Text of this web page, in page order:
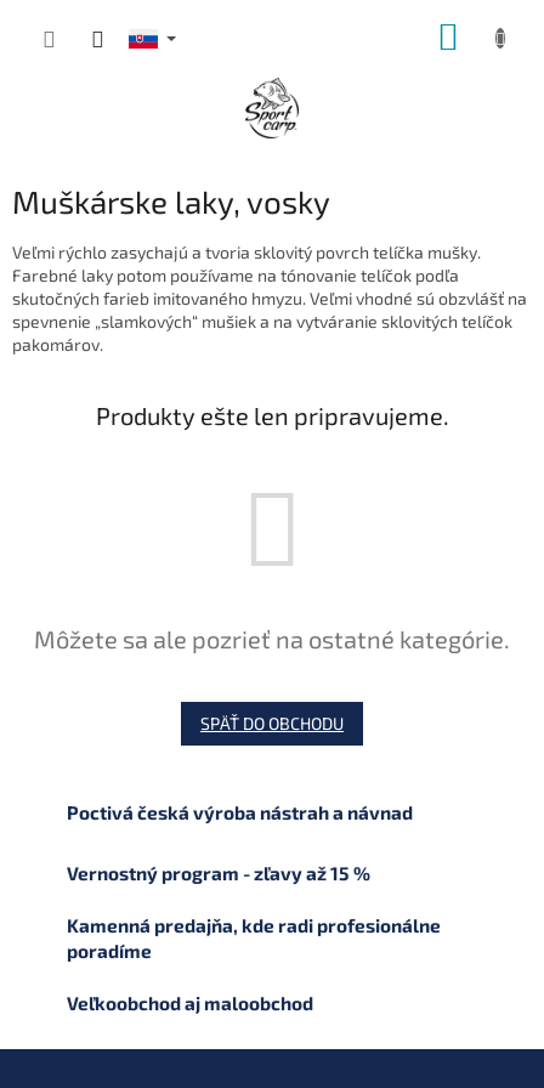
Muškárske laky, vosky
Veľmi rýchlo zasychajú a tvoria sklovitý povrch telíčka mušky.
Farebné laky potom používame na tónovanie telíčok podľa
skutočných farieb imitovaného hmyzu. Veľmi vhodné sú obzvlášť na
spevnenie „slamkových“ mušiek a na vytváranie sklovitých telíčok
pakomárov.
Produkty ešte len pripravujeme.
Môžete sa ale pozrieť na ostatné kategórie.
SPÄŤ DO OBCHODU
Poctivá česká výroba nástrah a návnad
Vernostný program - zľavy až 15 %
Kamenná predajňa, kde radi profesionálne
poradíme
Veľkoobchod aj maloobchod